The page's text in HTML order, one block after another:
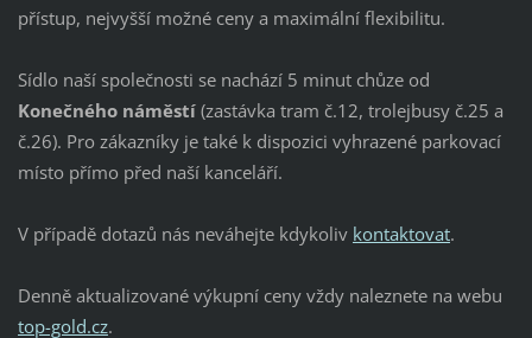
přístup, nejvyšší možné ceny a maximální flexibilitu.
Sídlo naší společnosti se nachází 5 minut chůze od
Konečného náměstí (zastávka tram č.12, trolejbusy č.25 a
č.26). Pro zákazníky je také k dispozici vyhrazené parkovací
místo přímo před naší kanceláří.
V případě dotazů nás neváhejte kdykoliv kontaktovat.
Denně aktualizované výkupní ceny vždy naleznete na webu
top-gold.cz.